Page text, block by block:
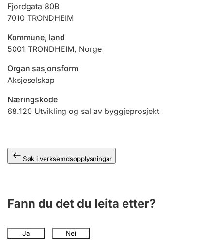
Jeger
Ektepaktrettleiaren
Andre tema
Fjordgata 80B
7010 TRONDHEIM
Kommune, land
5001 TRONDHEIM, Norge
Organisasjonsform
Aksjeselskap
Næringskode
68.120 Utvikling og sal av byggjeprosjekt
Søk i verksemdsopplysningar
Fann du det du leita etter?
Ja Nei